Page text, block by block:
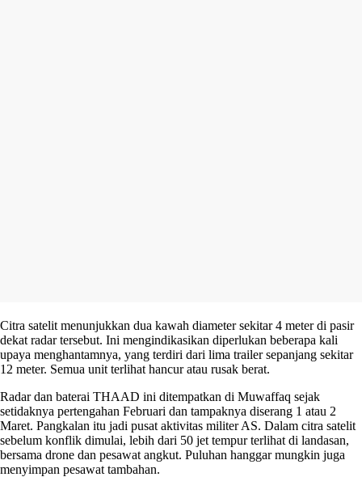
Citra satelit menunjukkan dua kawah diameter sekitar 4 meter di pasir
dekat radar tersebut. Ini mengindikasikan diperlukan beberapa kali
upaya menghantamnya, yang terdiri dari lima trailer sepanjang sekitar
12 meter. Semua unit terlihat hancur atau rusak berat.
Radar dan baterai THAAD ini ditempatkan di Muwaffaq sejak
setidaknya pertengahan Februari dan tampaknya diserang 1 atau 2
Maret. Pangkalan itu jadi pusat aktivitas militer AS. Dalam citra satelit
sebelum konflik dimulai, lebih dari 50 jet tempur terlihat di landasan,
bersama drone dan pesawat angkut. Puluhan hanggar mungkin juga
menyimpan pesawat tambahan.